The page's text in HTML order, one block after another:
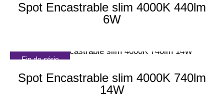
Spot Encastrable slim 4000K 440lm
6W
Fin de série
Spot Encastrable slim 4000K 740lm
14W